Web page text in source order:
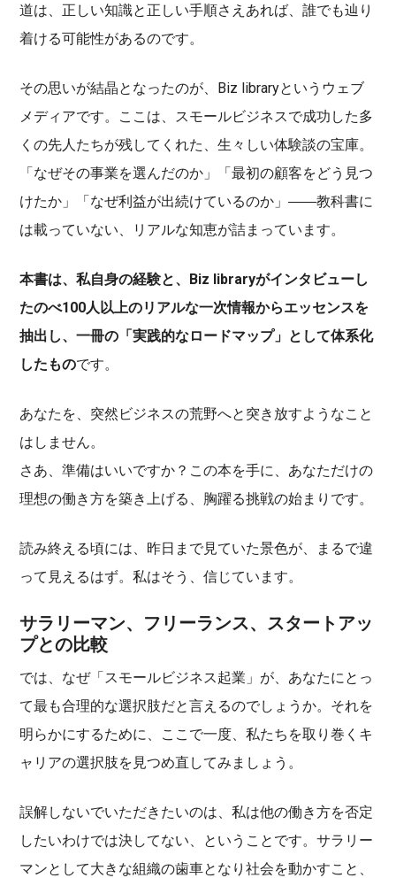
道は、正しい知識と正しい手順さえあれば、誰でも辿り
着ける可能性があるのです。
その思いが結晶となったのが、Biz libraryというウェブ
メディアです。ここは、スモールビジネスで成功した多
くの先人たちが残してくれた、生々しい体験談の宝庫。
「なぜその事業を選んだのか」「最初の顧客をどう見つ
けたか」「なぜ利益が出続けているのか」――教科書に
は載っていない、リアルな知恵が詰まっています。
本書は、私自身の経験と、Biz libraryがインタビューし
たのべ100人以上のリアルな一次情報からエッセンスを
抽出し、一冊の「実践的なロードマップ」として体系化
したものです。
あなたを、突然ビジネスの荒野へと突き放すようなこと
はしません。
さあ、準備はいいですか？この本を手に、あなただけの
理想の働き方を築き上げる、胸躍る挑戦の始まりです。
読み終える頃には、昨日まで見ていた景色が、まるで違
って見えるはず。私はそう、信じています。
サラリーマン、フリーランス、スタートアッ
プとの比較
では、なぜ「スモールビジネス起業」が、あなたにとっ
て最も合理的な選択肢だと言えるのでしょうか。それを
明らかにするために、ここで一度、私たちを取り巻くキ
ャリアの選択肢を見つめ直してみましょう。
誤解しないでいただきたいのは、私は他の働き方を否定
したいわけでは決してない、ということです。サラリー
マンとして大きな組織の歯車となり社会を動かすこと、